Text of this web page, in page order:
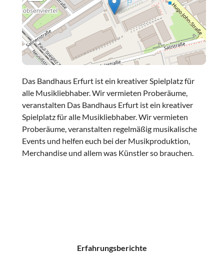
Das Bandhaus Erfurt ist ein kreativer Spielplatz für
alle Musikliebhaber. Wir vermieten Proberäume,
veranstalten Das Bandhaus Erfurt ist ein kreativer
Spielplatz für alle Musikliebhaber. Wir vermieten
Proberäume, veranstalten regelmäßig musikalische
Events und helfen euch bei der Musikproduktion,
Merchandise und allem was Künstler so brauchen.
Erfahrungsberichte